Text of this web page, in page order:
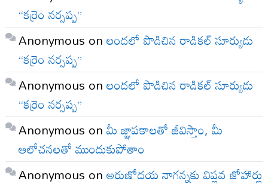
“కర్రెం నర్సప్ప”
Anonymous onలందలో పొడిచిన రాడికల్ సూర్యుడు
“కర్రెం నర్సప్ప”
Anonymous onలందలో పొడిచిన రాడికల్ సూర్యుడు
“కర్రెం నర్సప్ప”
Anonymous onమీ జ్ఞాపకాలతో జీవిస్తాం, మీ
ఆలోచనలతో ముందుకుపోతాం
Anonymous onఅరుణోదయ నాగన్నకు విప్లవ జోహార్లు